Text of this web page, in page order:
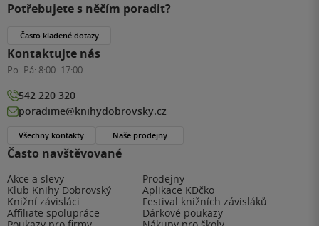
Často navštěvované
Akce a slevy
Prodejny
Klub Knihy Dobrovský
Aplikace KDčko
Knižní závisláci
Festival knižních závisláků
Affiliate spolupráce
Dárkové poukazy
Potřebujete s něčím poradit?
Často kladené dotazy
Kontaktujte nás
Po–Pá: 8:00–17:00
542 220 320
poradime@knihydobrovsky.cz
Všechny kontakty Naše prodejny